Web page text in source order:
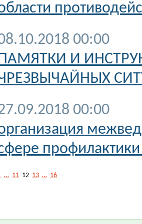
00:00
И
00:00
… 11 12 13 … 16